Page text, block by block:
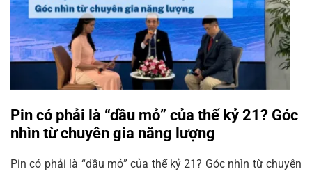
Pin có phải là “dầu mỏ” của thế kỷ 21? Góc
nhìn từ chuyên gia năng lượng
Pin có phải là “dầu mỏ” của thế kỷ 21? Góc nhìn từ chuyên